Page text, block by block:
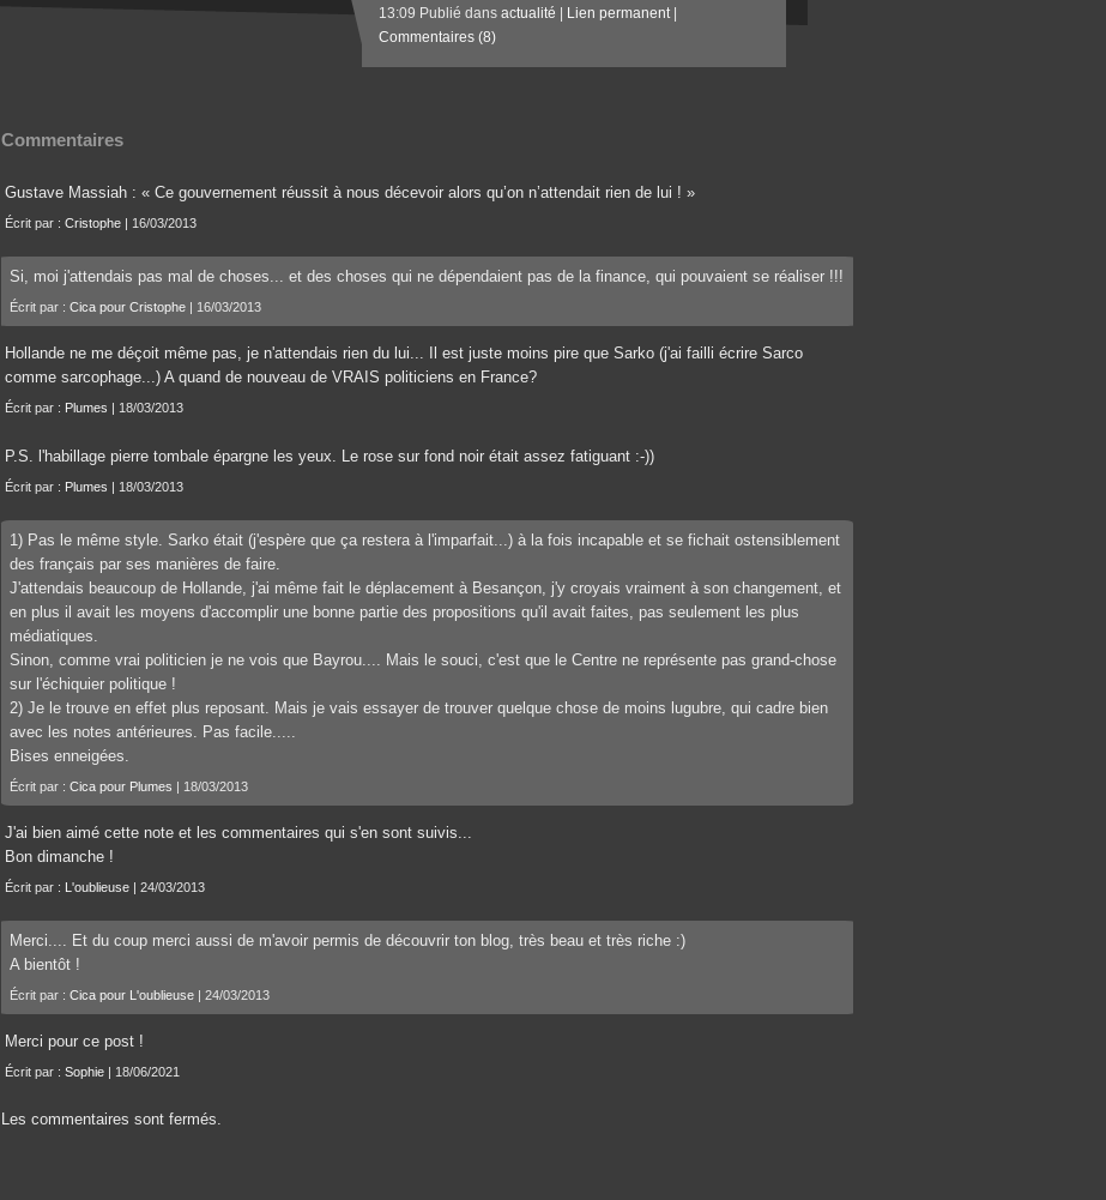
13:09 Publié dans actualité Lien permanent|
Commentaires (8)
Commentaires
Gustave Massiah : « Ce gouvernement réussit à nous décevoir alors qu’on n’attendait rien de lui ! »
Écrit par : Cristophe | 16/03/2013
Si, moi j'attendais pas mal de choses... et des choses qui ne dépendaient pas de la finance, qui pouvaient se réaliser !!!
Écrit par : Cica pour Cristophe | 16/03/2013
Hollande ne me déçoit même pas, je n'attendais rien du lui... Il est juste moins pire que Sarko (j'ai failli écrire Sarco
comme sarcophage...) A quand de nouveau de VRAIS politiciens en France?
Écrit par : Plumes | 18/03/2013
P.S. l'habillage pierre tombale épargne les yeux. Le rose sur fond noir était assez fatiguant :-))
Écrit par : Plumes | 18/03/2013
1) Pas le même style. Sarko était (j'espère que ça restera à l'imparfait...) à la fois incapable et se fichait ostensiblement
des français par ses manières de faire.
J'attendais beaucoup de Hollande, j'ai même fait le déplacement à Besançon, j'y croyais vraiment à son changement, et
en plus il avait les moyens d'accomplir une bonne partie des propositions qu'il avait faites, pas seulement les plus
médiatiques.
Sinon, comme vrai politicien je ne vois que Bayrou.... Mais le souci, c'est que le Centre ne représente pas grand-chose
sur l'échiquier politique !
2) Je le trouve en effet plus reposant. Mais je vais essayer de trouver quelque chose de moins lugubre, qui cadre bien
avec les notes antérieures. Pas facile.....
Bises enneigées.
Écrit par : Cica pour Plumes | 18/03/2013
J'ai bien aimé cette note et les commentaires qui s'en sont suivis...
Bon dimanche !
Écrit par : L'oublieuse | 24/03/2013
Merci.... Et du coup merci aussi de m'avoir permis de découvrir ton blog, très beau et très riche :)
A bientôt !
Écrit par : Cica pour L'oublieuse | 24/03/2013
Merci pour ce post !
Écrit par : Sophie | 18/06/2021
Les commentaires sont fermés.